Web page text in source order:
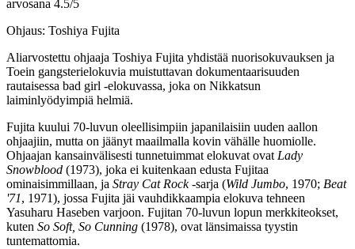
arvosana 4.5/5
Ohjaus: Toshiya Fujita
Aliarvostettu ohjaaja Toshiya Fujita yhdistää nuorisokuvauksen ja
Toein gangsterielokuvia muistuttavan dokumentaarisuuden
rautaisessa bad girl ‑elokuvassa, joka on Nikkatsun
laiminlyödyimpiä helmiä.
Fujita kuului 70‑luvun oleellisimpiin japanilaisiin uuden aallon
ohjaajiin, mutta on jäänyt maailmalla kovin vähälle huomiolle.
Ohjaajan kansainvälisesti tunnetuimmat elokuvat ovat Lady
Snowblood (1973), joka ei kuitenkaan edusta Fujitaa
ominaisimmillaan, ja Stray Cat Rock‑sarja (Wild Jumbo, 1970; Beat
'71, 1971), jossa Fujita jäi vauhdikkaampia elokuva tehneen
Yasuharu Haseben varjoon. Fujitan 70‑luvun lopun merkkiteokset,
kuten So Soft, So Cunning (1978), ovat länsimaissa tyystin
tuntemattomia.